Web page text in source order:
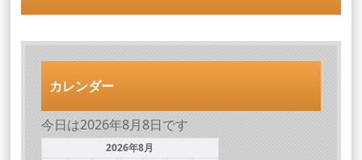
カレンダー
今日は2026年8月8日です
2026年8月